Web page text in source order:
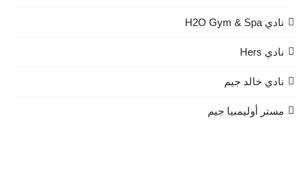
نادي H2O Gym & Spa
نادي Hers
نادي خالد جيم
مستر أوليمبيا جيم